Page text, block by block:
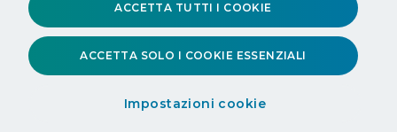
Impostazioni cookie
ACCETTA SOLO I COOKIE ESSENZIALI
ACCETTA TUTTI I COOKIE